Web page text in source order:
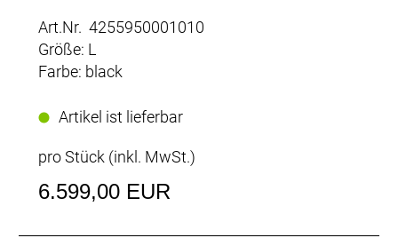
Art.Nr. 4255950001010
Größe: L
Farbe: black
Artikel ist lieferbar
pro Stück (inkl. MwSt.)
6.599,00 EUR